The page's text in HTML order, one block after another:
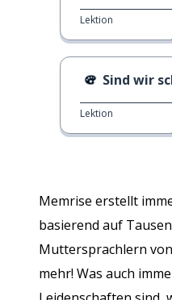
Memrise erstellt
basierend auf
Muttersprachlern
mehr! Was auch
Lektion
Sind wir
Lektion